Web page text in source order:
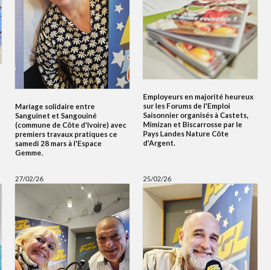
Mariage solidaire entre
Sanguinet et Sangouiné
(commune de Côte d'Ivoire) avec
premiers travaux pratiques ce
samedi 28 mars à l'Espace
Gemme.
Employeurs en majorité heureux
sur les Forums de l'Emploi
Saisonnier organisés à Castets,
Mimizan et Biscarrosse par le
Pays Landes Nature Côte
d'Argent.
27/02/26 25/02/26